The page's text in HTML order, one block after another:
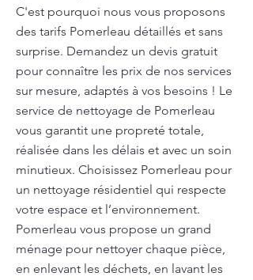
C'est pourquoi nous vous proposons
des tarifs Pomerleau détaillés et sans
surprise. Demandez un devis gratuit
pour connaître les prix de nos services
sur mesure, adaptés à vos besoins ! Le
service de nettoyage de Pomerleau
vous garantit une propreté totale,
réalisée dans les délais et avec un soin
minutieux. Choisissez Pomerleau pour
un nettoyage résidentiel qui respecte
votre espace et l’environnement.
Pomerleau vous propose un grand
ménage pour nettoyer chaque pièce,
en enlevant les déchets, en lavant les